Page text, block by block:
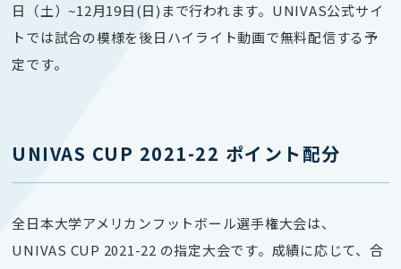
日（土）~12月19日(日)まで行われます。UNIVAS公式サイ
トでは試合の模様を後日ハイライト動画で無料配信する予
定です。
UNIVAS CUP 2021-22 ポイント配分
全日本大学アメリカンフットボール選手権大会は、
UNIVAS CUP 2021-22 の指定大会です。成績に応じて、合